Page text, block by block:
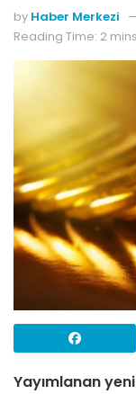
by Haber Merkezi
Reading Time: 2
Yayımlanan